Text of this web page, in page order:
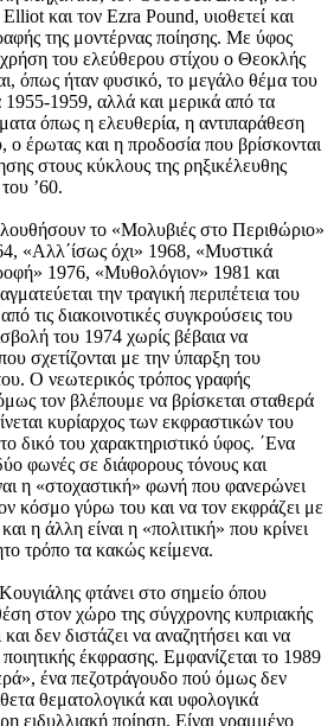
και τον Ezra Pound, υιοθετεί και
της μοντέρνας ποίησης. Με ύφος
του ελεύθερου στίχου ο Θεοκλής
όπως ήταν φυσικό, το μεγάλο θέμα του
1959, αλλά και μερικά από τα
όπως η ελευθερία, η αντιπαράθεση
ο έρωτας και η προδοσία που βρίσκονται
στους κύκλους της ρηξικέλευθης
’60.
το «Μολυβιές στο Περιθώριο»
«Αλλ΄ίσως όχι» 1968, «Μυστικά
1976, «Μυθολόγιον» 1981 και
την τραγική περιπέτεια του
τις διακοινοτικές συγκρούσεις του
του 1974 χωρίς βέβαια να
σχετίζονται με την ύπαρξη του
Ο νεωτερικός τρόπος γραφής
τον βλέπουμε να βρίσκεται σταθερά
κυρίαρχος των εκφραστικών του
δικό του χαρακτηριστικό ύφος. ΄Ενα
φωνές σε διάφορους τόνους και
η «στοχαστική» φωνή που φανερώνει
κόσμο γύρω του και να τον εκφράζει με
η άλλη είναι η «πολιτική» που κρίνει
τρόπο τα κακώς κείμενα.
φτάνει στο σημείο όπου
στον χώρο της σύγχρονης κυπριακής
δεν διστάζει να αναζητήσει και να
έκφρασης. Εμφανίζεται το 1989
ένα πεζοτράγουδο πού όμως δεν
θεματολογικά και υφολογικά
ειδυλλιακή ποίηση. Είναι γραμμένο